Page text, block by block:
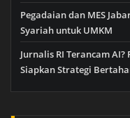
Pegadaian dan MES
Syariah untuk UMKM
Jurnalis RI Terancam AI?
Siapkan Strategi